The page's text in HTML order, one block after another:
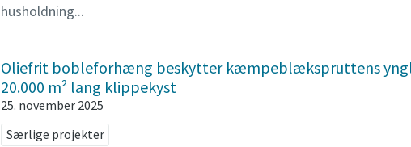
husholdning...
Oliefrit bobleforhæng beskytter kæmpeblækspruttens
20.000 m² lang klippekyst
25. november 2025
Særlige projekter